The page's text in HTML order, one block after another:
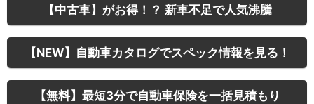
【中古車】がお得！？ 新車不足で人気沸騰
【NEW】自動車カタログでスペック情報を見る！
【無料】最短3分で自動車保険を一括見積もり